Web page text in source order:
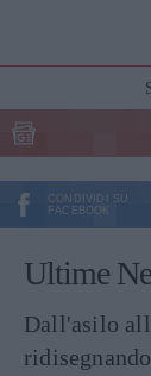
CONDIVIDI SU
FACEBOOK
Ultime
Dall'asilo